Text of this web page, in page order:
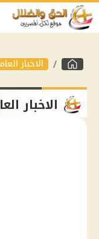
الاخبار
الاخبار